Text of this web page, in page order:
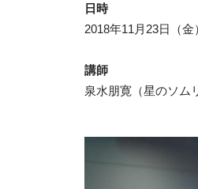
日時
2018年11月23日（金
講師
泉水朋寛（星のソム